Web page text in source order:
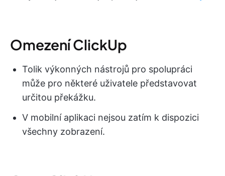
Omezení ClickUp
Tolik výkonných nástrojů pro spolupráci
může pro některé uživatele představovat
určitou překážku.
V mobilní aplikaci nejsou zatím k dispozici
všechny zobrazení.